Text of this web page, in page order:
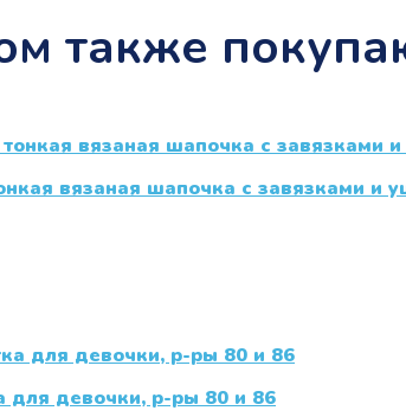
также
вязаная шапочка с завязками
для девочки, р-ры 80 и 86